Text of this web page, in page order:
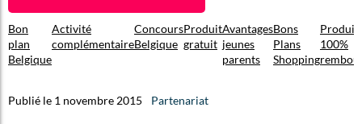
Bon
plan
Belgique
Activité
complémentaire
Concours
Belgique
Produit
gratuit
Avantages
jeunes
parents
Bons
Plans
Shopping
Produit
100%
Publié le 1 novembre 2015 Partenariat